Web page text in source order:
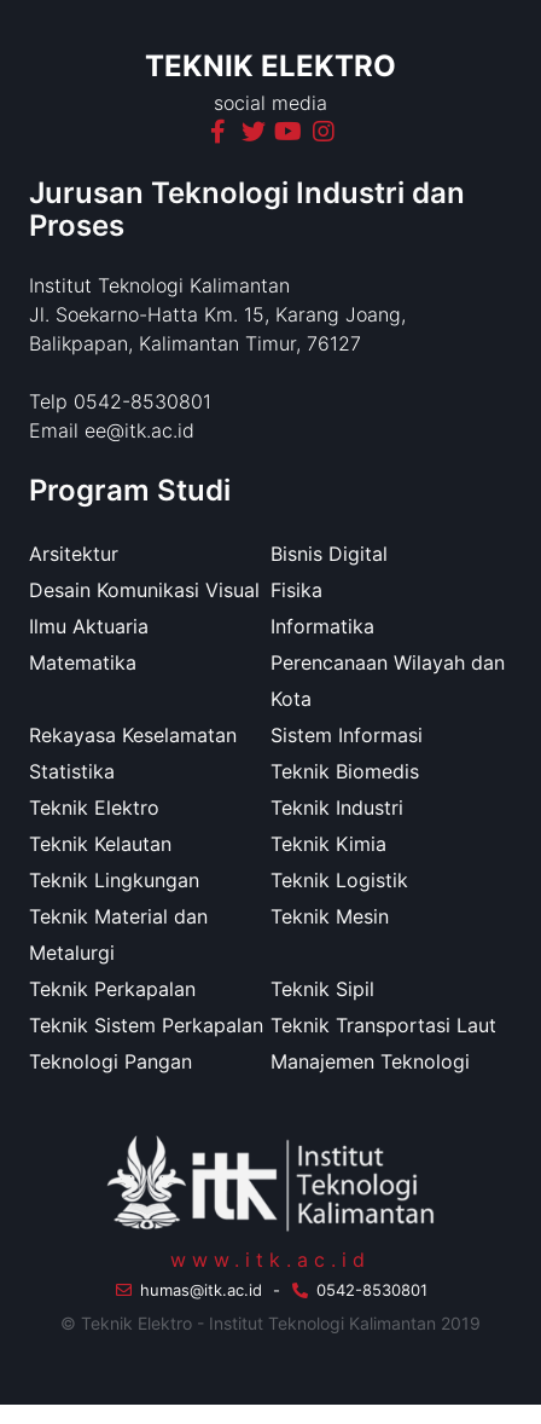
TEKNIK ELEKTRO
social media
Jurusan Teknologi Industri dan
Proses
Institut Teknologi Kalimantan
Jl. Soekarno-Hatta Km. 15, Karang Joang,
Balikpapan, Kalimantan Timur, 76127
Telp 0542-8530801
Email ee@itk.ac.id
Program Studi
Arsitektur
Bisnis Digital
Desain Komunikasi Visual Fisika
Ilmu Aktuaria
Informatika
Matematika
Perencanaan Wilayah dan
Kota
Rekayasa Keselamatan
Sistem Informasi
Statistika
Teknik Biomedis
Teknik Elektro
Teknik Industri
Teknik Kelautan
Teknik Kimia
Teknik Lingkungan
Teknik Logistik
Teknik Material dan
Metalurgi
Teknik Mesin
Teknik Perkapalan
Teknik Sipil
Teknik Sistem Perkapalan Teknik Transportasi Laut
Teknologi Pangan
Manajemen Teknologi
www.itk.ac.id
humas@itk.ac.id - 0542-8530801
© Teknik Elektro - Institut Teknologi Kalimantan 2019